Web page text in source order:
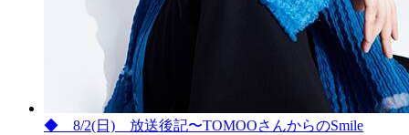
◆ 8/2(日) 放送後記〜TOMOOさんからのSmile